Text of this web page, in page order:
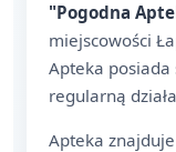
"Pogodna
miejscowości
Apteka
regularną
Apteka